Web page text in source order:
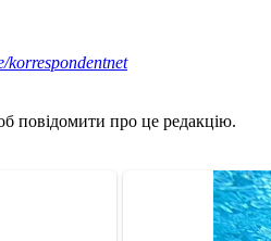
korrespondentnet
повідомити про це редакцію.